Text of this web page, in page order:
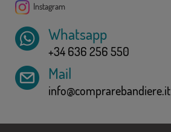
Instagram
Whatsapp
+34 636 256 550
Mail
info@comprarebandiere.it